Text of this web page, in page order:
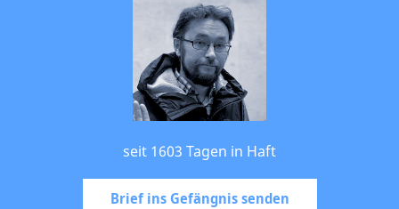
seit 1603 Tagen in Haft
Brief ins Gefängnis senden